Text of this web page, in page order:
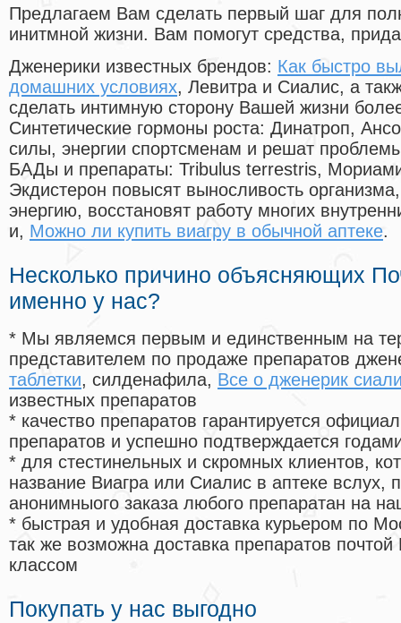
Предлагаем Вам сделать первый шаг для
инитмной жизни. Вам помогут средства,
Дженерики известных брендов: Как быстро
домашних условиях, Левитра и Сиалис, а
сделать интимную сторону Вашей жизни
Синтетические гормоны роста: Динатроп,
силы, энергии спортсменам и решат
БАДы и препараты: Tribulus terrestris,
Экдистерон повысят выносливость
энергию, восстановят работу многих
и, Можно ли купить виагру в обычной аптеке.
Несколько причино объясняющих
именно у нас?
* Мы являемся первым и единственным на
представителем по продаже препаратов
таблетки, силденафила, Все о дженерик
известных препаратов
* качество препаратов гарантируется
препаратов и успешно подтверждается
* для стестинельных и скромных клиентов,
название Виагра или Сиалис в аптеке вслух,
анонимныого заказа любого препаратан на
* быстрая и удобная доставка курьером по
так же возможна доставка препаратов
классом
Покупать у нас выгодно